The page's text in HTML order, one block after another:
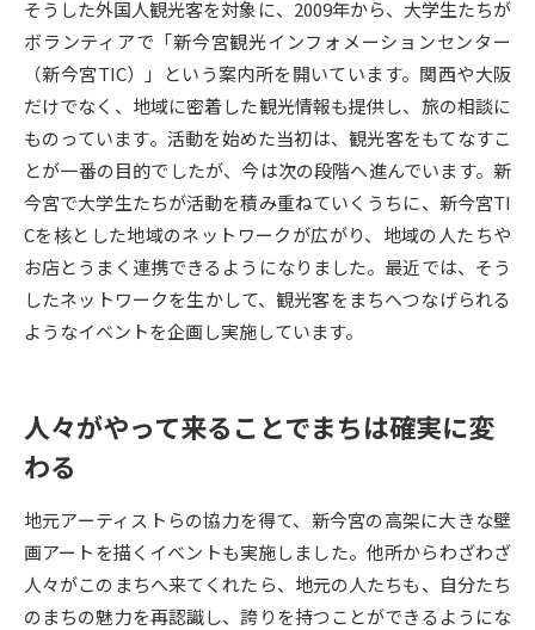
（高3生用）
（高2生用）
SELFBRAND特集ページ
オープンキャンパスなどを調べる
オープンキャンパス検索 実施プログラムから探す
来場型・Web型イベント特集 夢ナビライブ
志望校・出願校を調べる
併願校選び 受験スケジュールを立てよう
先輩が入学を決めた理由 テレメール全国一斉進学調査
そうした外国人観光客を対象に、2009年から、大学生たちが
ボランティアで「新今宮観光インフォメーションセンター
（新今宮TIC）」という案内所を開いています。関西や大阪
だけでなく、地域に密着した観光情報も提供し、旅の相談に
ものっています。活動を始めた当初は、観光客をもてなすこ
とが一番の目的でしたが、今は次の段階へ進んでいます。新
今宮で大学生たちが活動を積み重ねていくうちに、新今宮TI
Cを核とした地域のネットワークが広がり、地域の人たちや
お店とうまく連携できるようになりました。最近では、そう
したネットワークを生かして、観光客をまちへつなげられる
ようなイベントを企画し実施しています。
人々がやって来ることでまちは確実に変
わる
地元アーティストらの協力を得て、新今宮の高架に大きな壁
画アートを描くイベントも実施しました。他所からわざわざ
人々がこのまちへ来てくれたら、地元の人たちも、自分たち
のまちの魅力を再認識し、誇りを持つことができるようにな